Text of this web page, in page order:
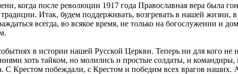
когда после революции 1917 года Православная вера была
Итак, будем поддерживать, возгревать в нашей жизни,
всегда, во всякое время, не только на богослужении и
в истории нашей Русской Церкви. Теперь ни для кого не
хоть тайком, но молились и простые солдаты, и командиры,
С Крестом побеждали, с Крестом и победим всех врагов наших.